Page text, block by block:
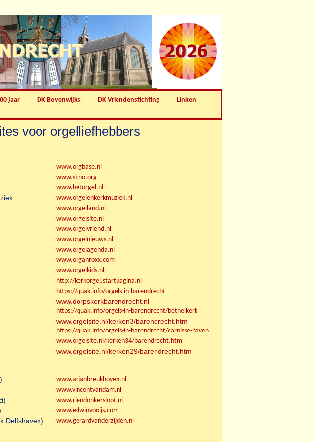
jaar DK Bovenwijks DK Vriendenstichting Linken
voor orgelliefhebbers
www.orgbase.nl
www.sbno.org
www.hetorgel.nl
www.orgelenkerkmuziek.nl
www.orgelland.nl
www.orgelsite.nl
www.orgelvriend.nl
www.orgelnieuws.nl
www.orgelagenda.nl
www.organroxx.com
www.orgelkids.nl
http://kerkorgel.startpagina.nl
https://quak.info/orgels-in-barendrecht
www.dorpskerkbarendrecht.nl
https://quak.info/orgels-in-barendrecht/bethelkerk
www.orgelsite.nl/kerken3/barendrecht.htm
https://quak.info/orgels-in-barendrecht/carnisse-haven
www.orgelsite.nl/kerken34/barendrecht.htm
www.orgelsite.nl/kerken29/barendrecht.htm
www.arjanbreukhoven.nl
www.vincentvandam.nl
www.riendonkersloot.nl
www.edwinvooijs.com
Delfshaven) www.gerardvanderzijden.nl